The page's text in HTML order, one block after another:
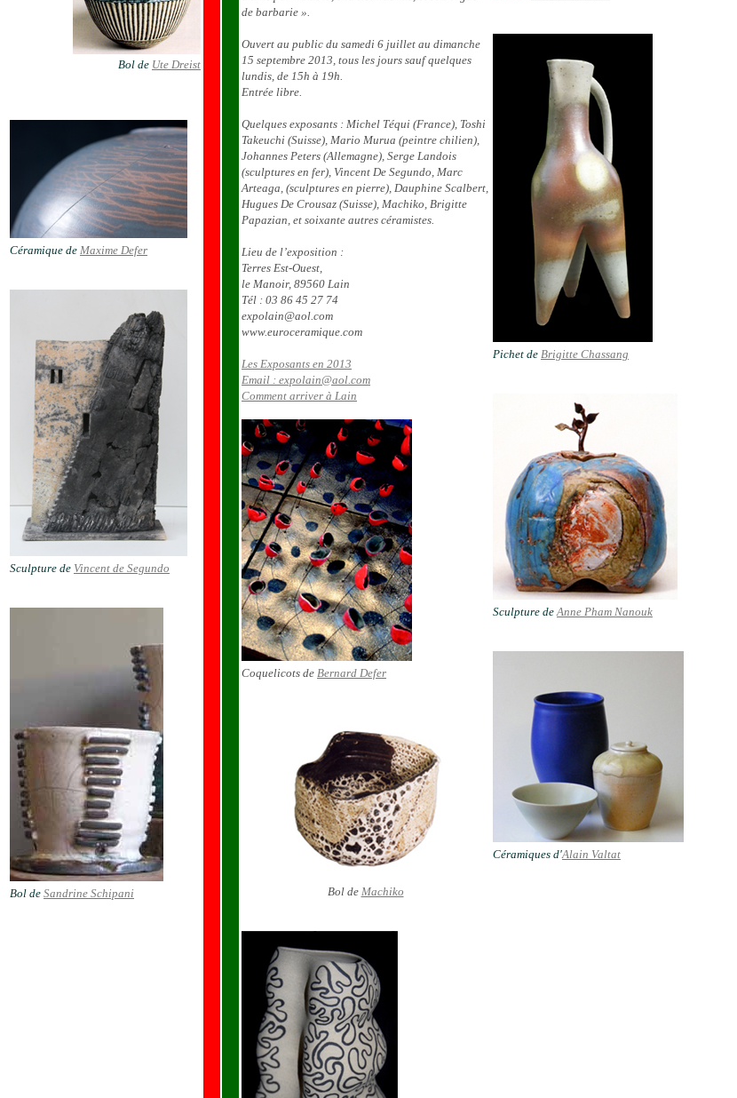
Bol de Ute Dreist
Céramique de Maxime Defer
Sculpture de Vincent de Segundo
Bol de Sandrine Schipani
de barbarie ».
Ouvert au public du samedi 6 juillet au dimanche
15 septembre 2013, tous les jours sauf quelques
lundis, de 15h à 19h.
Entrée libre.
Quelques exposants : Michel Téqui (France), Toshi
Takeuchi (Suisse), Mario Murua (peintre chilien),
Johannes Peters (Allemagne), Serge Landois
(sculptures en fer), Vincent De Segundo, Marc
Arteaga, (sculptures en pierre), Dauphine Scalbert,
Hugues De Crousaz (Suisse), Machiko, Brigitte
Papazian, et soixante autres céramistes.
Lieu de l’exposition :
Terres Est-Ouest,
le Manoir, 89560 Lain
Tél : 03 86 45 27 74
expolain@aol.com
www.euroceramique.com
Les Exposants en 2013
Email : expolain@aol.com
Comment arriver à Lain
Coquelicots de Bernard Defer
Bol de Machiko
Pichet de Brigitte Chassang
Sculpture deAnne Pham Nanouk
Céramiques d'Alain Valtat